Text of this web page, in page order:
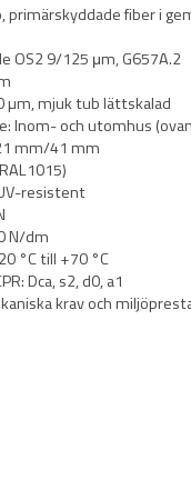
primärskyddade fiber i
OS2 9/125 μm, G657A.2
µm, mjuk tub lättskalad
Inom- och utomhus
mm/41 mm
resistent
N/dm
°C till +70 °C
Dca, s2, d0, a1
krav och